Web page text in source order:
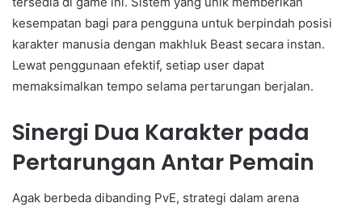
kesempatan bagi para pengguna untuk berpindah posisi
karakter manusia dengan makhluk Beast secara instan.
Lewat penggunaan efektif, setiap user dapat
memaksimalkan tempo selama pertarungan berjalan.
Sinergi Dua Karakter pada
Pertarungan Antar Pemain
Agak berbeda dibanding PvE, strategi dalam arena